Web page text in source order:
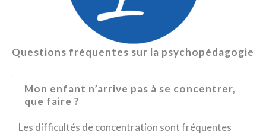
Questions fréquentes sur la psychopédagogie
Mon enfant n’arrive pas à se concentrer,
que faire ?
Les difficultés de concentration sont fréquentes